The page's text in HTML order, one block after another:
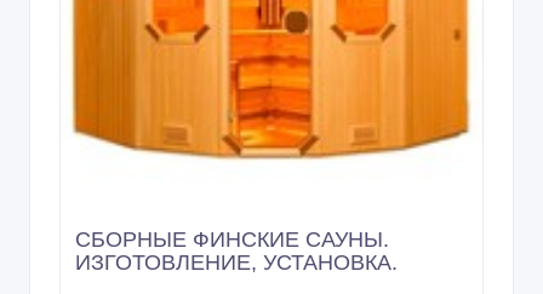
СБОРНЫЕ ФИНСКИЕ САУНЫ.
ИЗГОТОВЛЕНИЕ, УСТАНОВКА.